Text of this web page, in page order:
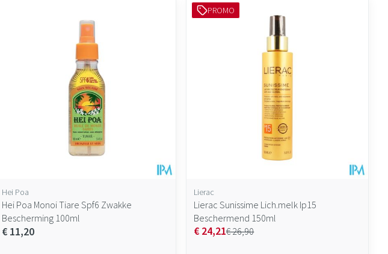
Hei Poa
Hei Poa Monoi Tiare Spf6 Zwakke
Bescherming 100ml
€ 11,20
PROMO
Lierac
Lierac Sunissime Lich.melk Ip15
Beschermend 150ml
€ 26,90
€ 24,21